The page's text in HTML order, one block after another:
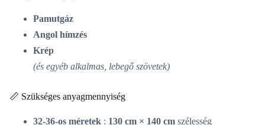
Pamutgáz
Angol hímzés
Krép
(és egyéb alkalmas, lebegő szövetek)
📏 Szükséges anyagmennyiség
32-36-os méretek : 130 cm × 140 cm szélesség